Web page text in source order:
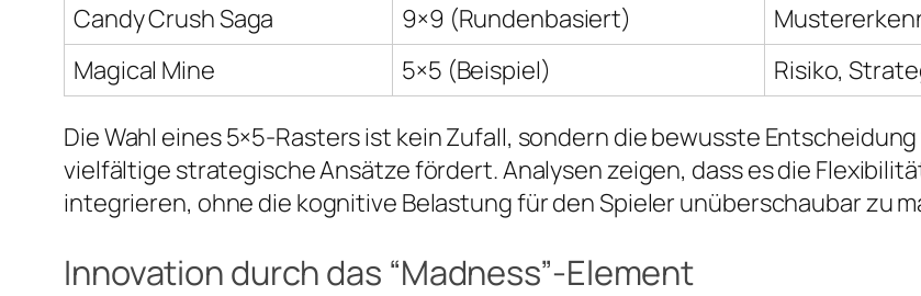
Candy Crush Saga
9×9 (Rundenbasiert)
Magical Mine
5×5 (Beispiel) Risiko,
Die Wahl eines 5×5-Rasters ist kein Zufall, sondern die bewusste
vielfältige strategische Ansätze fördert. Analysen zeigen, dass es die
integrieren, ohne die kognitive Belastung für den Spieler unüberschaubar zu
Innovation durch das “Madness”-Element